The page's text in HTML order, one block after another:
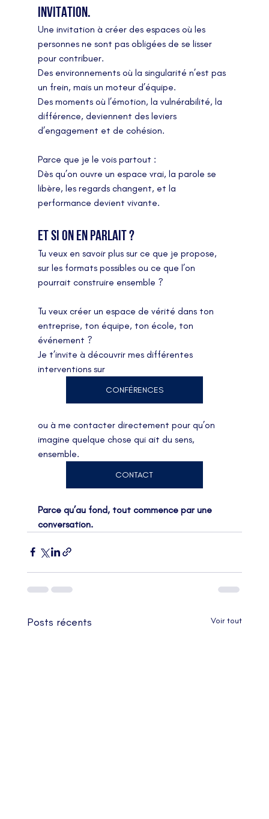
invitation.
Une invitation à créer des espaces où les
personnes ne sont pas obligées de se lisser
pour contribuer.
Des environnements où la singularité n’est pas
un frein, mais un moteur d’équipe.
Des moments où l’émotion, la vulnérabilité, la
différence, deviennent des leviers
d’engagement et de cohésion.
Parce que je le vois partout :
Dès qu’on ouvre un espace vrai, la parole se
libère, les regards changent, et la
performance devient vivante.
Et si on en parlait ?
Tu veux en savoir plus sur ce que je propose,
sur les formats possibles ou ce que l’on
pourrait construire ensemble ?
Tu veux créer un espace de vérité dans ton
entreprise, ton équipe, ton école, ton
événement ?
Je t’invite à découvrir mes différentes
interventions sur
CONFÉRENCES
ou à me contacter directement pour qu’on
imagine quelque chose qui ait du sens,
ensemble.
CONTACT
Parce qu’au fond, tout commence par une
conversation.
Posts récents Voir tout